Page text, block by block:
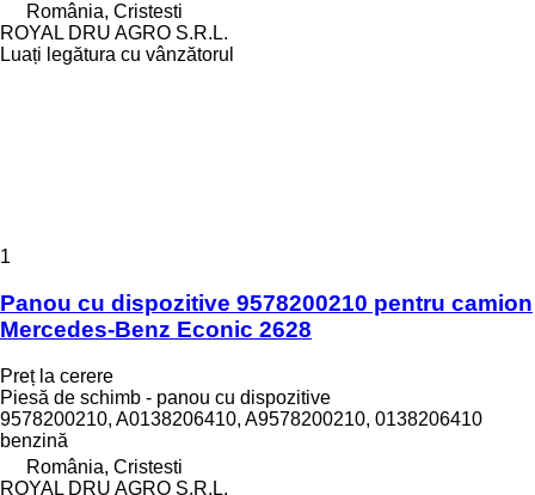
România, Cristesti
ROYAL DRU AGRO S.R.L.
Luați legătura cu vânzătorul
1
Panou cu dispozitive 9578200210 pentru camion
Mercedes-Benz Econic 2628
Preț la cerere
Piesă de schimb - panou cu dispozitive
9578200210, A0138206410, A9578200210, 0138206410
benzină
România, Cristesti
ROYAL DRU AGRO S.R.L.